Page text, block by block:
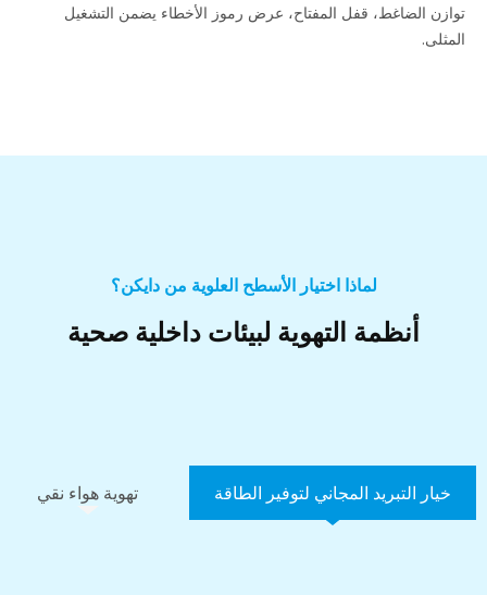
توازن الضاغط، قفل المفتاح، عرض رموز الأخطاء يضمن التشغيل
المثلى.
لماذا اختيار الأسطح العلوية من دايكن؟
أنظمة التهوية لبيئات داخلية صحية
خيار التبريد المجاني لتوفير الطاقة تهوية هواء نقي